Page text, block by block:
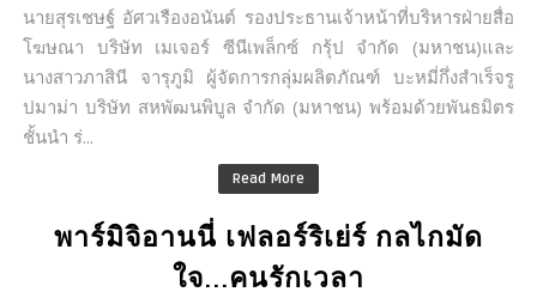
นายสุรเชษฐ์ อัศวเรืองอนันต์ รองประธานเจ้าหน้าที่บริหารฝ่ายสื่อ
โฆษณา บริษัท เมเจอร์ ซีนีเพล็กซ์ กรุ้ป จำกัด (มหาชน)และ
นางสาวภาสินี จารุภูมิ ผู้จัดการกลุ่มผลิตภัณฑ์ บะหมี่กึ่งสำเร็จรู
ปมาม่า บริษัท สหพัฒนพิบูล จำกัด (มหาชน) พร้อมด้วยพันธมิตร
ชั้นนำ ร่...
Read More
พาร์มิจิอานนี่ เฟลอร์ริเย่ร์ กลไกมัด
ใจ...คนรักเวลา